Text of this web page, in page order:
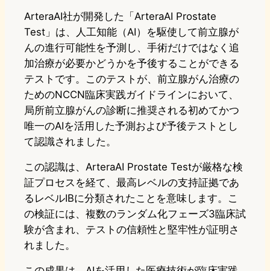
ArteraAI社が開発した「ArteraAI Prostate
Test」は、人工知能（AI）を駆使して前立腺が
んの進行可能性を予測し、手術だけではなく追
加治療が必要かどうかを予後することができる
テストです。このテストが、前立腺がん治療の
ためのNCCN臨床実践ガイドラインにおいて、
局所前立腺がんの診断に推奨される初めてかつ
唯一のAIを活用した予測および予後テストとし
て認識されました。
この認識は、ArteraAI Prostate Testが厳格な検
証プロセスを経て、最高レベルの支持証拠であ
るレベルIBに分類されたことを意味します。こ
の検証には、複数のランダム化フェーズ3臨床試
験が含まれ、テストの信頼性と堅牢性が証明さ
れました。